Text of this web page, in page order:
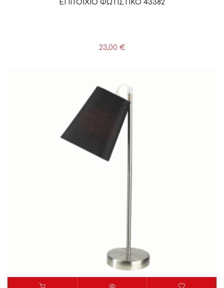
ΕΠΙΤΟΙΧΙΟ ΦΩΤΙΣΤΙΚΟ 43382
23,00 €